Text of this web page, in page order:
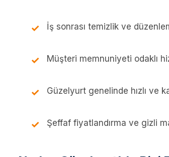
İş sonrası temizlik ve
Müşteri memnuniyeti odaklı
Güzelyurt genelinde hızlı ve
Şeffaf fiyatlandırma ve gizli